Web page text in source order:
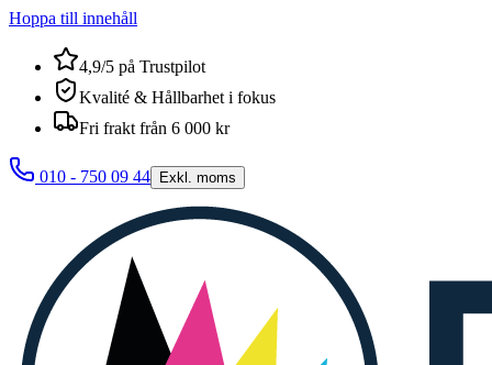
Hoppa till innehåll
4,9/5 på Trustpilot
Kvalité & Hållbarhet i fokus
Fri frakt från 6 000 kr
010 - 750 09 44 Exkl. moms